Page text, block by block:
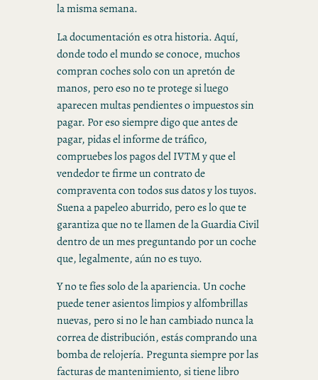
la misma semana.
La documentación es otra historia. Aquí,
donde todo el mundo se conoce, muchos
compran coches solo con un apretón de
manos, pero eso no te protege si luego
aparecen multas pendientes o impuestos sin
pagar. Por eso siempre digo que antes de
pagar, pidas el informe de tráfico,
compruebes los pagos del IVTM y que el
vendedor te firme un contrato de
compraventa con todos sus datos y los tuyos.
Suena a papeleo aburrido, pero es lo que te
garantiza que no te llamen de la Guardia Civil
dentro de un mes preguntando por un coche
que, legalmente, aún no es tuyo.
Y no te fíes solo de la apariencia. Un coche
puede tener asientos limpios y alfombrillas
nuevas, pero si no le han cambiado nunca la
correa de distribución, estás comprando una
bomba de relojería. Pregunta siempre por las
facturas de mantenimiento, si tiene libro